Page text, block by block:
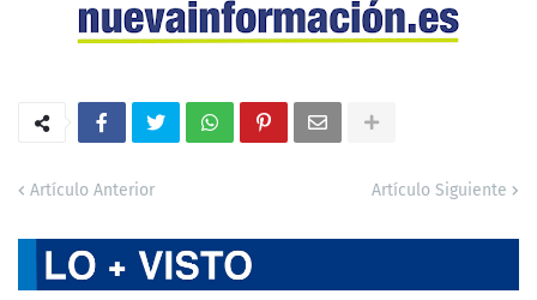
Artículo Anterior Artículo Siguiente